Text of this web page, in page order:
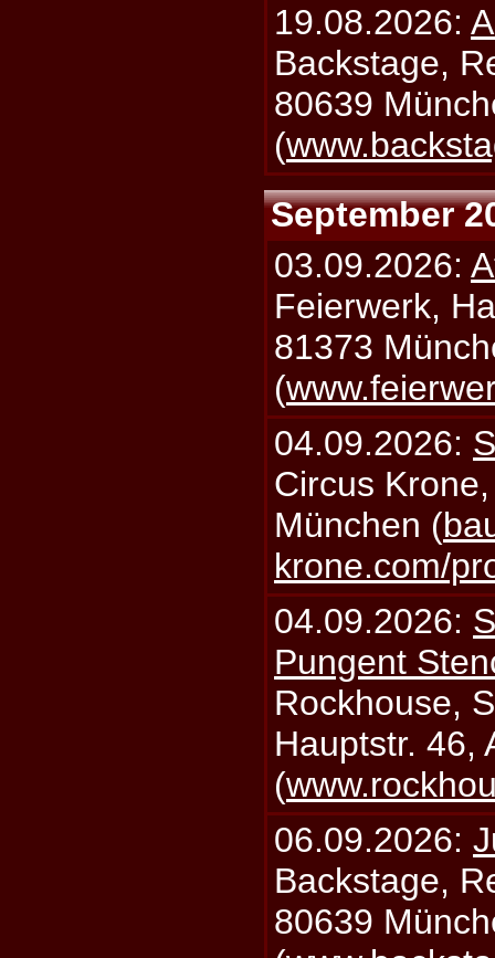
19.08.2026:
Backstage,
80639
(
September
03.09.2026:
Feierwerk,
81373
(
04.09.2026:
Circus
München (
krone.com/
04.09.2026:
Pungent
Rockhouse,
Hauptstr. 46,
(
06.09.2026:
Backstage,
80639